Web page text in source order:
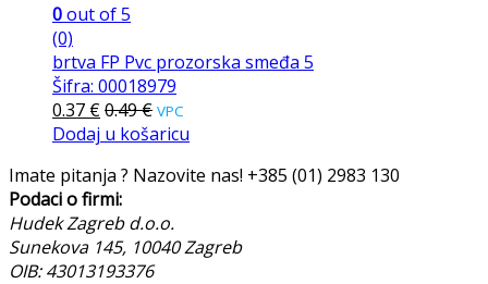
0out of 5
(0)
brtva FP Pvc prozorska smeđa 5
Šifra: 00018979
0.37 €0.49€ VPC
Dodaj u košaricu
Imate pitanja ? Nazovite nas! +385 (01) 2983 130
Podaci o firmi:
Hudek Zagreb d.o.o.
Sunekova 145, 10040 Zagreb
OIB: 43013193376